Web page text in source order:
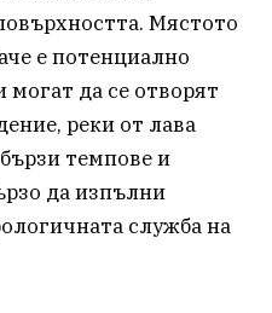
Мястото
е потенциално
да се отворят
реки от лава
темпове и
да изпълни
служба на